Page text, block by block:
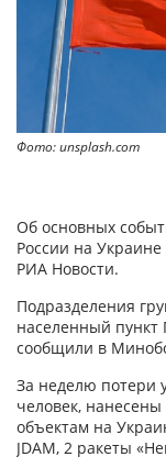
Фото: unsplash.com
Об основных
России на Украине
РИА Новости.
Подразделения
населенный пункт
сообщили в
За неделю потери
человек,
объектам на
JDAM, 2 ракеты